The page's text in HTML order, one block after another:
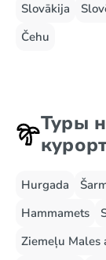
Slovākija
Čehu
Туры
Hurgada
Hammamets
Ziemeļu Males